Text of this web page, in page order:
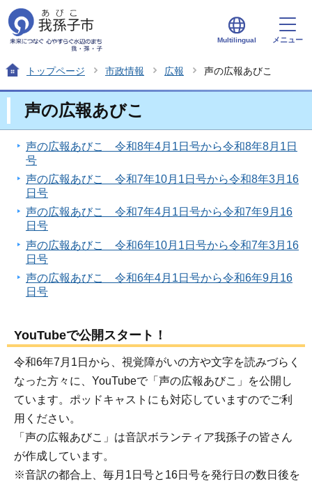
Multilingual メニュー
トップページ 市政情報 広報 声の広報あびこ
声の広報あびこ
声の広報あびこ 令和8年4月1日号から令和8年8月1日
号
声の広報あびこ 令和7年10月1日号から令和8年3月16
日号
声の広報あびこ 令和7年4月1日号から令和7年9月16
日号
声の広報あびこ 令和6年10月1日号から令和7年3月16
日号
声の広報あびこ 令和6年4月1日号から令和6年9月16
日号
YouTubeで公開スタート！
令和6年7月1日から、視覚障がいの方や文字を読みづらく
なった方々に、YouTubeで「声の広報あびこ」を公開し
ています。ポッドキャストにも対応していますのでご利
用ください。
「声の広報あびこ」は音訳ボランティア我孫子の皆さん
が作成しています。
※音訳の都合上、毎月1日号と16日号を発行日の数日後を